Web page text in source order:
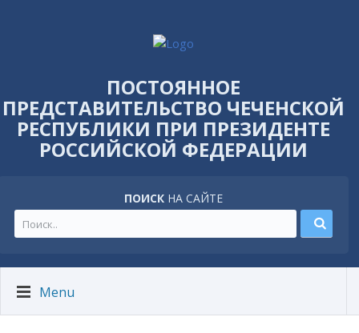
ПОСТОЯННОЕ
ПРЕДСТАВИТЕЛЬСТВО ЧЕЧЕНСКОЙ
РЕСПУБЛИКИ ПРИ ПРЕЗИДЕНТЕ
РОССИЙСКОЙ ФЕДЕРАЦИИ
ПОИСК НА САЙТЕ
Menu